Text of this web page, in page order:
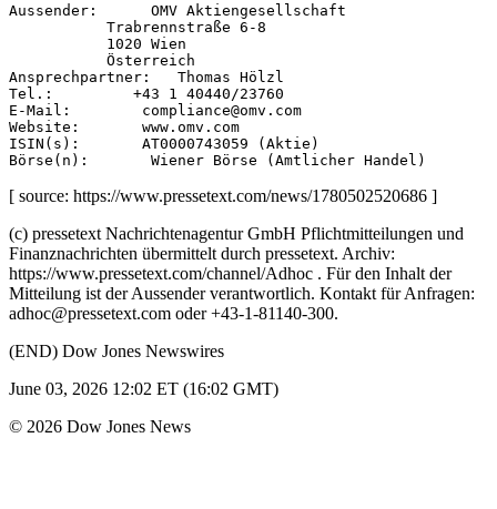
Aussender:      OMV Aktiengesellschaft
           Trabrennstraße 6-8
           1020 Wien
           Österreich
Ansprechpartner:   Thomas Hölzl
Tel.:         +43 1 40440/23760
E-Mail:        compliance@omv.com
Website:       www.omv.com
ISIN(s):       AT0000743059 (Aktie)
[ source: https://www.pressetext.com/news/1780502520686 ]
(c) pressetext Nachrichtenagentur GmbH Pflichtmitteilungen und
Finanznachrichten übermittelt durch pressetext. Archiv:
https://www.pressetext.com/channel/Adhoc . Für den Inhalt der
Mitteilung ist der Aussender verantwortlich. Kontakt für Anfragen:
adhoc@pressetext.com oder +43-1-81140-300.
(END) Dow Jones Newswires
June 03, 2026 12:02 ET (16:02 GMT)
© 2026 Dow Jones News